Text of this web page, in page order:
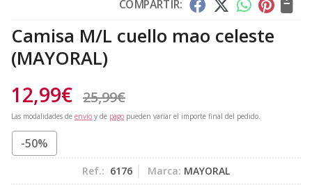
COMPARTIR:
Camisa M/L cuello mao celeste
(MAYORAL)
12,99€ 25,99€
Las modalidades de envío y de pago pueden variar el importe final del pedido.
-50%
Ref.: 6176 Marca: MAYORAL